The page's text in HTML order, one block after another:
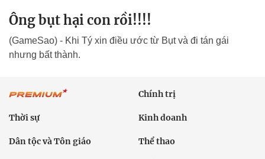
Ông bụt hại con rồi!!!!
(GameSao) - Khi Tý xin điều ước từ Bụt và đi tán gái
nhưng bất thành.
Chính trị
Thời sự Kinh doanh
Dân tộc và Tôn giáo Thể thao